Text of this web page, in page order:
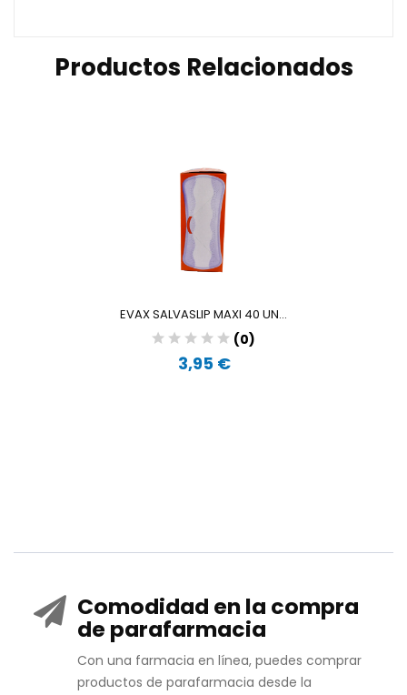
Productos Relacionados
EVAX SALVASLIP MAXI 40 UN...
(0)
3,95 €
Comodidad en la compra
de parafarmacia
Con una farmacia en línea, puedes comprar
productos de parafarmacia desde la